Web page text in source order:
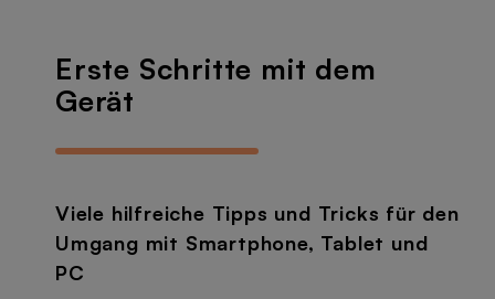
Erste Schritte mit dem
Gerät
Viele hilfreiche Tipps und Tricks für den
Umgang mit Smartphone, Tablet und
PC